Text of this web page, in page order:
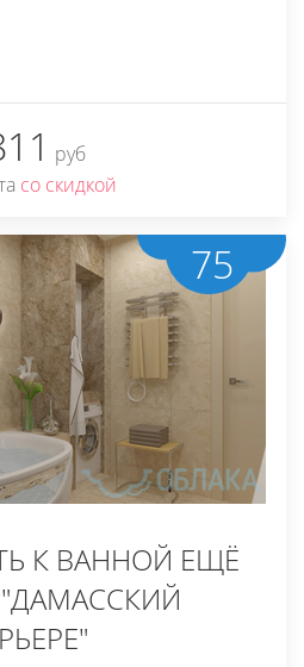
руб
со скидкой
75
К ВАННОЙ ЕЩЁ